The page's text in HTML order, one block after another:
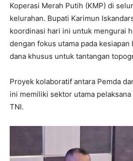
Koperasi Merah Putih (KMP) di
kelurahan. Bupati Karimun
koordinasi hari ini untuk mengurai
dengan fokus utama pada kesiapan
dana khusus untuk tantangan
Proyek kolaboratif antara Pemda
ini memiliki sektor utama
TNI.